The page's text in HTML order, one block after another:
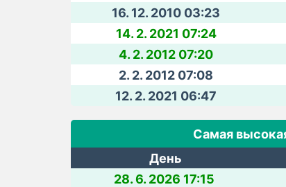
16. 12. 2010 03:23
14. 2. 2021 07:24
4. 2. 2012 07:20
2. 2. 2012 07:08
12. 2. 2021 06:47
Самая
День
28. 6. 2026 17:15